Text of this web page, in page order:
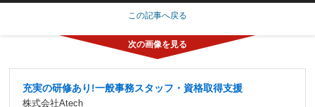
この記事へ戻る
充実の研修あり!一般事務スタッフ・資格取得支援
株式会社Atech